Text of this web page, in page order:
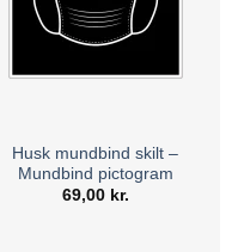
Husk mundbind skilt –
Mundbind pictogram
69,00 kr.